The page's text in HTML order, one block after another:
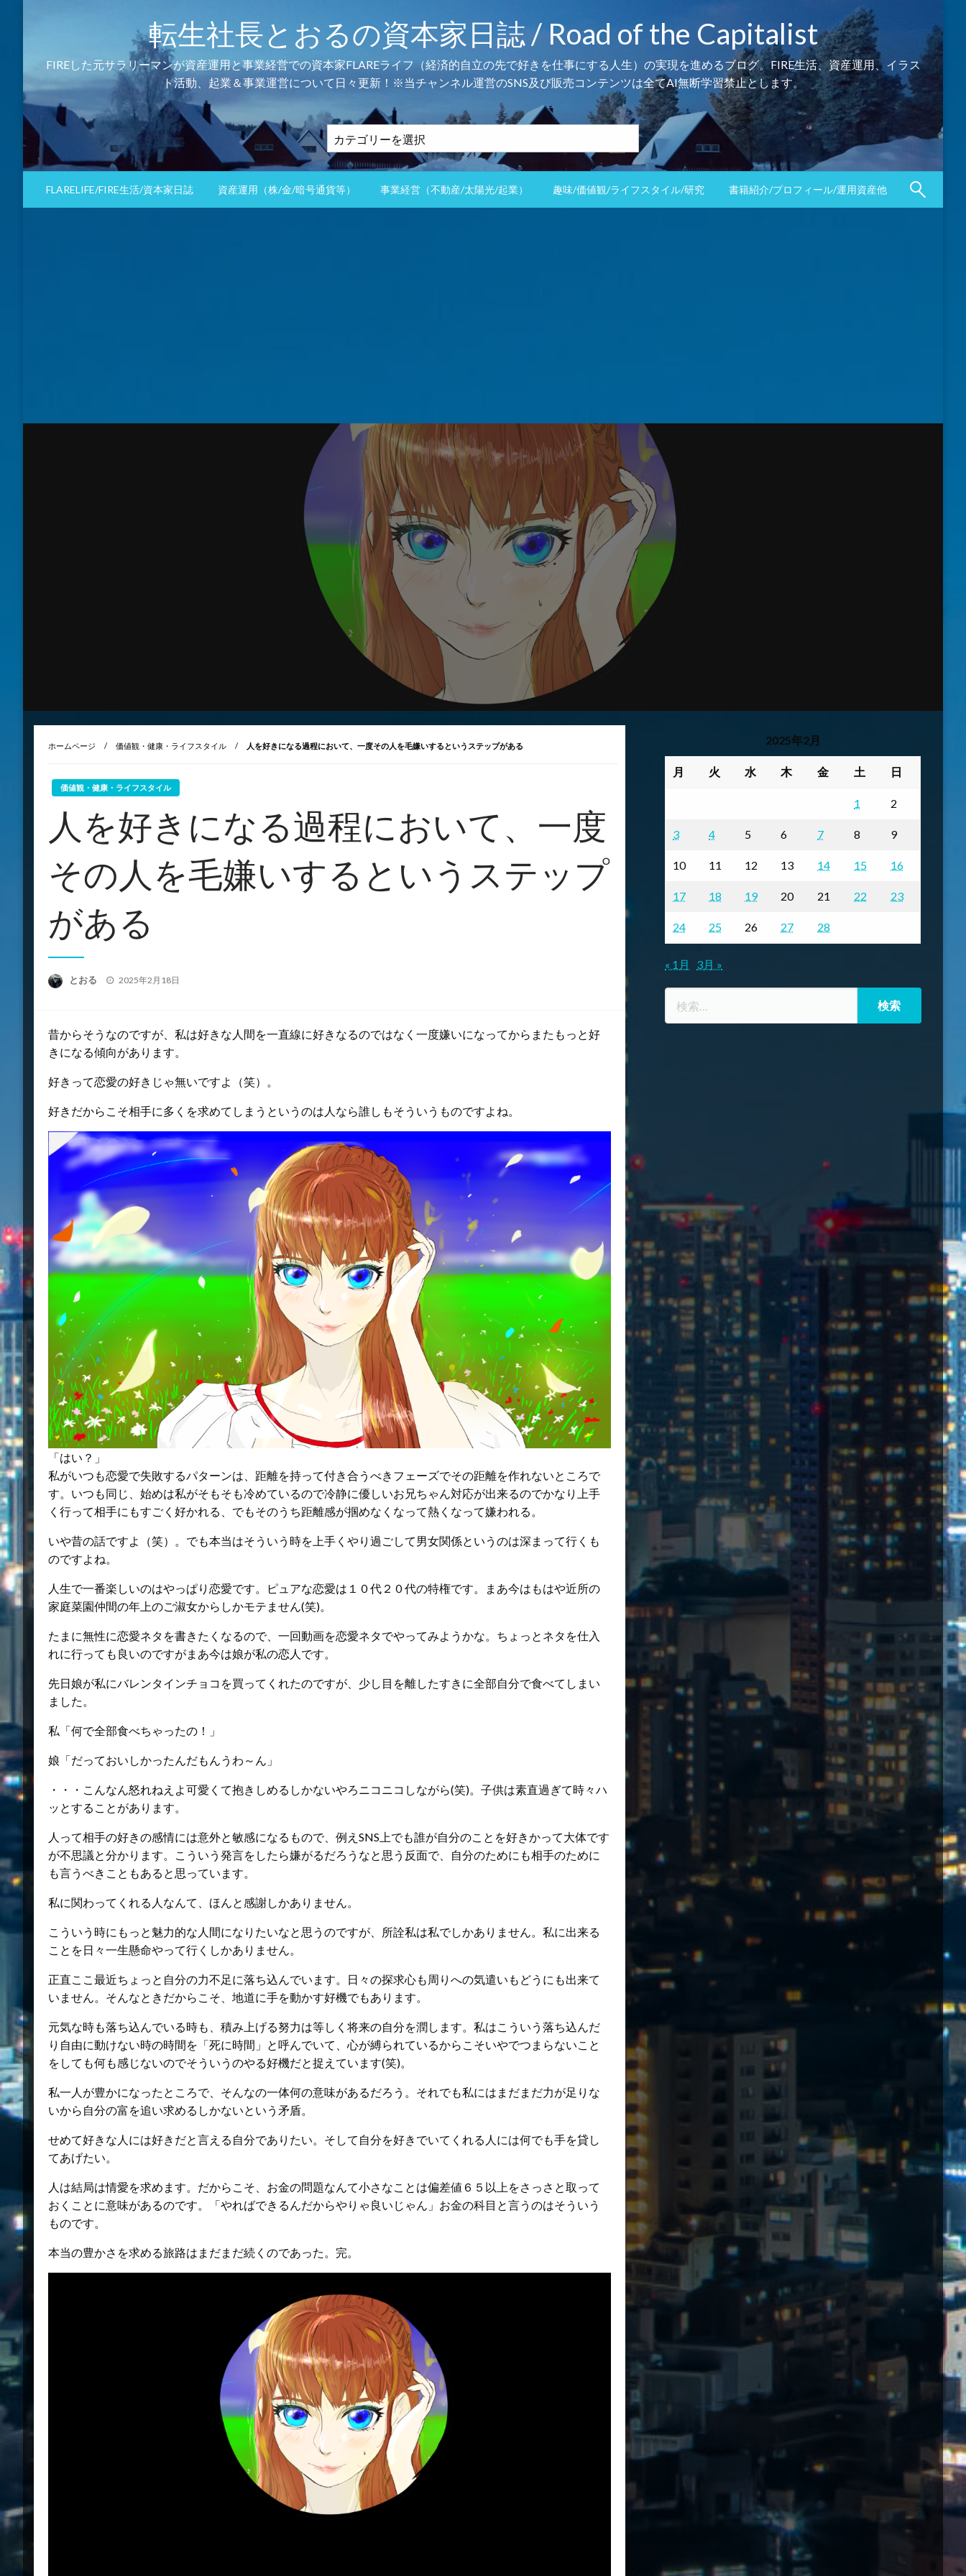
転生社長とおるの資本家日誌 / Road of the Capitalist
FIREした元サラリーマンが資産運用と事業経営での資本家FLAREライフ（経済的自立の先で好きを仕事にする人生）の実現を進めるブログ。FIRE生活、資産運用、イラス
ト活動、起業＆事業運営について日々更新！※当チャンネル運営のSNS及び販売コンテンツは全てAI無断学習禁止とします。
テ
ゴ
リ
FLARELIFE/FIRE生活/資本家日誌 資産運用（株/金/暗号通貨等） 事業経営（不動産/太陽光/起業） 趣味/価値観/ライフスタイル/研究 書籍紹介/プロフィール/運用資産他
ホームページ 価値観・健康・ライフスタイル 人を好きになる過程において、一度その人を毛嫌いするというステップがある
価値観・健康・ライフスタイル
人を好きになる過程において、一度
その人を毛嫌いするというステップ
がある
とおる
投
2025年2月18日
昔からそうなのですが、私は好きな人間を一直線に好きなるのではなく一度嫌いになってからまたもっと好
きになる傾向があります。
好きって恋愛の好きじゃ無いですよ（笑）。
好きだからこそ相手に多くを求めてしまうというのは人なら誰しもそういうものですよね。
「はい？」
私がいつも恋愛で失敗するパターンは、距離を持って付き合うべきフェーズでその距離を作れないところで
す。いつも同じ、始めは私がそもそも冷めているので冷静に優しいお兄ちゃん対応が出来るのでかなり上手
く行って相手にもすごく好かれる、でもそのうち距離感が掴めなくなって熱くなって嫌われる。
いや昔の話ですよ（笑）。でも本当はそういう時を上手くやり過ごして男女関係というのは深まって行くも
のですよね。
人生で一番楽しいのはやっぱり恋愛です。ピュアな恋愛は１０代２０代の特権です。まあ今はもはや近所の
家庭菜園仲間の年上のご淑女からしかモテません(笑)。
たまに無性に恋愛ネタを書きたくなるので、一回動画を恋愛ネタでやってみようかな。ちょっとネタを仕入
れに行っても良いのですがまあ今は娘が私の恋人です。
先日娘が私にバレンタインチョコを買ってくれたのですが、少し目を離したすきに全部自分で食べてしまい
ました。
私「何で全部食べちゃったの！」
娘「だっておいしかったんだもんうわ～ん」
・・・こんなん怒れねえよ可愛くて抱きしめるしかないやろニコニコしながら(笑)。子供は素直過ぎて時々ハ
ッとすることがあります。
人って相手の好きの感情には意外と敏感になるもので、例えSNS上でも誰が自分のことを好きかって大体です
が不思議と分かります。こういう発言をしたら嫌がるだろうなと思う反面で、自分のためにも相手のために
も言うべきこともあると思っています。
私に関わってくれる人なんて、ほんと感謝しかありません。
こういう時にもっと魅力的な人間になりたいなと思うのですが、所詮私は私でしかありません。私に出来る
ことを日々一生懸命やって行くしかありません。
正直ここ最近ちょっと自分の力不足に落ち込んでいます。日々の探求心も周りへの気遣いもどうにも出来て
いません。そんなときだからこそ、地道に手を動かす好機でもあります。
元気な時も落ち込んでいる時も、積み上げる努力は等しく将来の自分を潤します。私はこういう落ち込んだ
り自由に動けない時の時間を「死に時間」と呼んでいて、心が縛られているからこそいやでつまらないこと
をしても何も感じないのでそういうのやる好機だと捉えています(笑)。
私一人が豊かになったところで、そんなの一体何の意味があるだろう。それでも私にはまだまだ力が足りな
いから自分の富を追い求めるしかないという矛盾。
せめて好きな人には好きだと言える自分でありたい。そして自分を好きでいてくれる人には何でも手を貸し
てあげたい。
人は結局は情愛を求めます。だからこそ、お金の問題なんて小さなことは偏差値６５以上をさっさと取って
おくことに意味があるのです。「やればできるんだからやりゃ良いじゃん」お金の科目と言うのはそういう
ものです。
本当の豊かさを求める旅路はまだまだ続くのであった。完。
2025年2月
月 火 水 木 金 土 日
1 2
3 4 5 6 7 8 9
10 11 12 13 14 15 16
17 18 19 20 21 22 23
24 25 26 27 28
« 1月 3月 »